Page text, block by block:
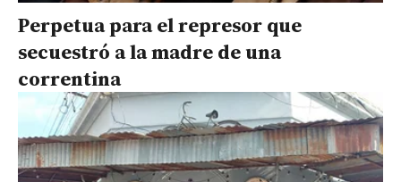
Perpetua para el represor que
secuestró a la madre de una
correntina